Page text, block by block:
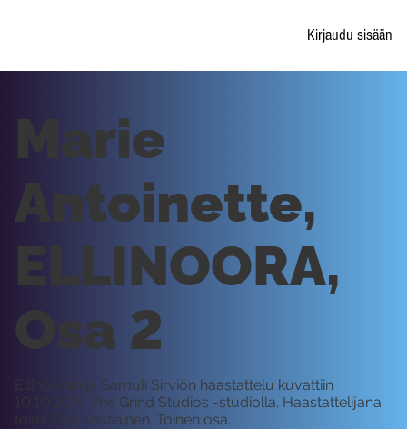
Kirjaudu sisään
Marie
Antoinette,
ELLINOORA,
Osa 2
Ellinooran ja Samuli Sirviön haastattelu kuvattiin
10.10.2019 The Grind Studios -studiolla. Haastattelijana
toimi Pasi Kostiainen. Toinen osa.